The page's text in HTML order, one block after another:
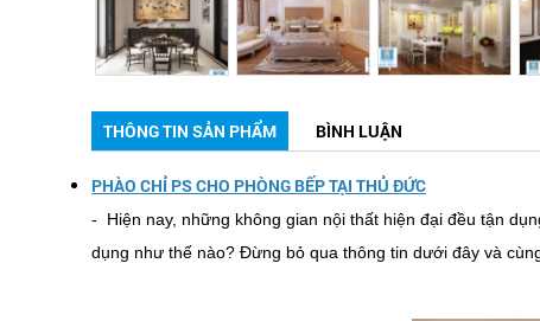
THÔNG TIN SẢN PHẨM BÌNH LUẬN
PHÀO CHỈ PS CHO PHÒNG BẾP TẠI THỦ ĐỨC
- Hiện nay, những không gian nội thất hiện đại đều tận
dụng như thế nào? Đừng bỏ qua thông tin dưới đây và